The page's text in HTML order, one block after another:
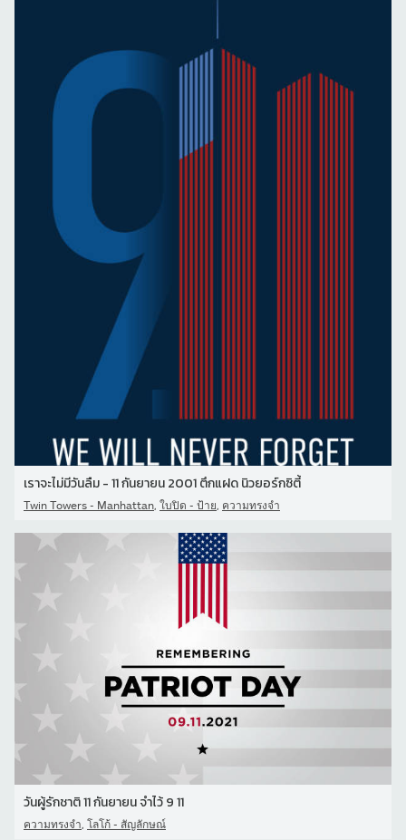
เราจะไม่มีวันลืม - 11 กันยายน 2001 ตึกแฝด นิวยอร์กซิตี้
Twin Towers - Manhattan, ใบปิด - ป้าย, ความทรงจำ
วันผู้รักชาติ 11 กันยายน จําไว้ 9 11
ความทรงจำ, โลโก้ - สัญลักษณ์